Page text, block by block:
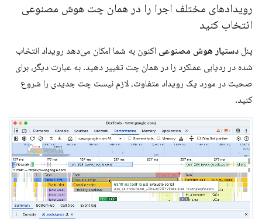
رویدادهای مختلف اجرا را در همان چت هوش مصنوعی
انتخاب کنید
پنل دستیار هوش مصنوعی اکنون به شما امکان می‌دهد رویداد انتخاب
شده در ردیابی عملکرد را در همان چت تغییر دهید. به عبارت دیگر، برای
صحبت در مورد یک رویداد متفاوت، لازم نیست چت جدیدی را شروع
کنید.